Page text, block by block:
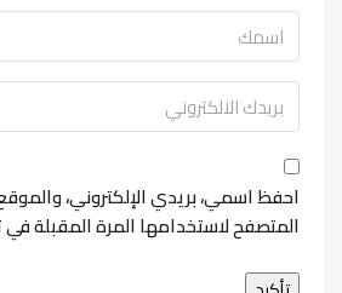
احفظ اسمي، بريدي الإلكتروني،
المتصفح لاستخدامها المرة المقبلة